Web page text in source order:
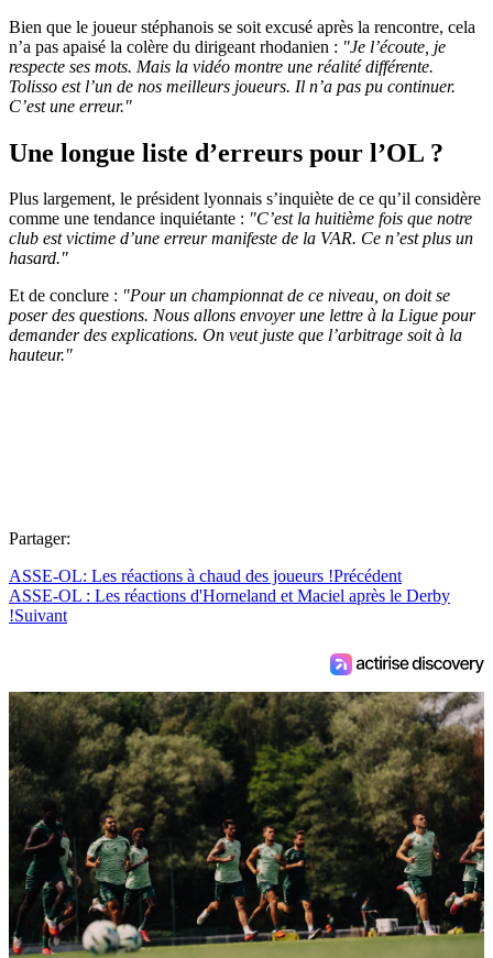
Bien que le joueur stéphanois se soit excusé après la rencontre, cela
n’a pas apaisé la colère du dirigeant rhodanien : "Je l’écoute, je
respecte ses mots. Mais la vidéo montre une réalité différente.
Tolisso est l’un de nos meilleurs joueurs. Il n’a pas pu continuer.
C’est une erreur."
Une longue liste d’erreurs pour l’OL ?
Plus largement, le président lyonnais s’inquiète de ce qu’il considère
comme une tendance inquiétante : "C’est la huitième fois que notre
club est victime d’une erreur manifeste de la VAR. Ce n’est plus un
hasard."
Et de conclure : "Pour un championnat de ce niveau, on doit se
poser des questions. Nous allons envoyer une lettre à la Ligue pour
demander des explications. On veut juste que l’arbitrage soit à la
hauteur."
Partager:
ASSE-OL: Les réactions à chaud des joueurs !Précédent
ASSE-OL : Les réactions d'Horneland et Maciel après le Derby
!Suivant